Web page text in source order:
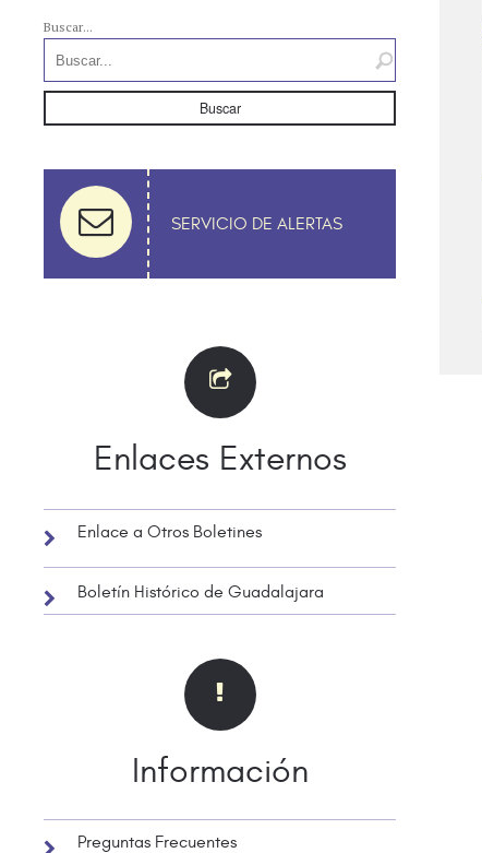
Buscar
Buscar...
SERVICIO DE ALERTAS
Enlaces Externos
Enlace a Otros Boletines
Boletín Histórico de Guadalajara
Información
Preguntas Frecuentes